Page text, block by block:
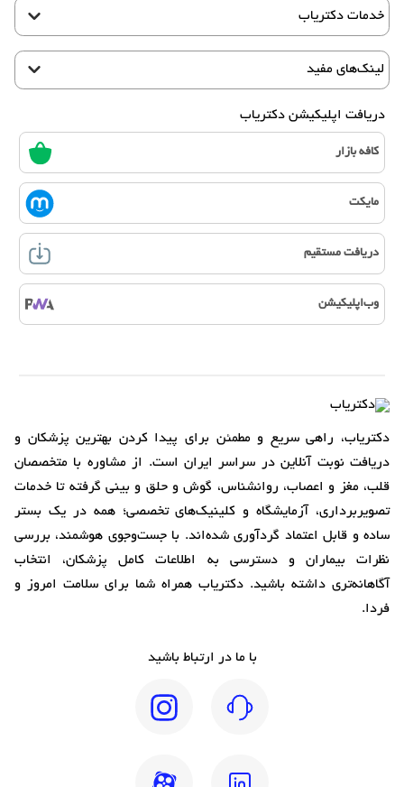
خدمات دکتریاب
لینک‌های مفید
دریافت اپلیکیشن دکتریاب
کافه بازار
مایکت
دریافت مستقیم
وب‌اپلیکیشن
دکتریاب، راهی سریع و مطمئن برای پیدا کردن بهترین پزشکان و
دریافت نوبت آنلاین در سراسر ایران است. از مشاوره با متخصصان
قلب، مغز و اعصاب، روانشناس، گوش و حلق و بینی گرفته تا خدمات
تصویربرداری، آزمایشگاه و کلینیک‌های تخصصی؛ همه در یک بستر
ساده و قابل اعتماد گردآوری شده‌اند. با جست‌وجوی هوشمند، بررسی
نظرات بیماران و دسترسی به اطلاعات کامل پزشکان، انتخاب
آگاهانه‌تری داشته باشید. دکتریاب همراه شما برای سلامت امروز و
فردا.
با ما در ارتباط باشید